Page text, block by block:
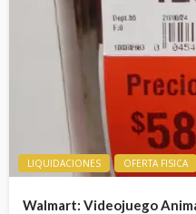
LIQUIDACIONES OFERTA FISICA
Walmart: Videojuego